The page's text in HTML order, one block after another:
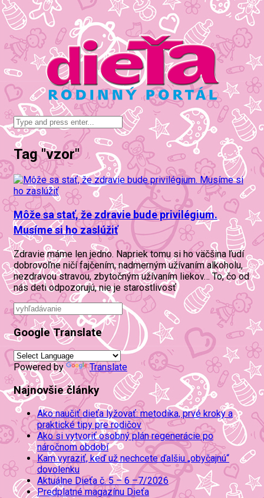
Tag "vzor"
Môže sa stať, že zdravie bude privilégium.
Musíme si ho zaslúžiť
Zdravie máme len jedno. Napriek tomu si ho väčšina ľudí
dobrovoľne ničí fajčením, nadmerným užívaním alkoholu,
nezdravou stravou, zbytočným užívaním liekov… To, čo od
nás deti odpozorujú, nie je starostlivosť
Google Translate
Powered by Translate
Najnovšie články
Ako naučiť dieťa lyžovať: metodika, prvé kroky a
praktické tipy pre rodičov
Ako si vytvoriť osobný plán regenerácie po
náročnom období
Kam vyraziť, keď už nechcete ďalšiu „obyčajnú“
dovolenku
Aktuálne Dieťa č. 5 – 6 –7/2026
Predplatné magazínu Dieťa